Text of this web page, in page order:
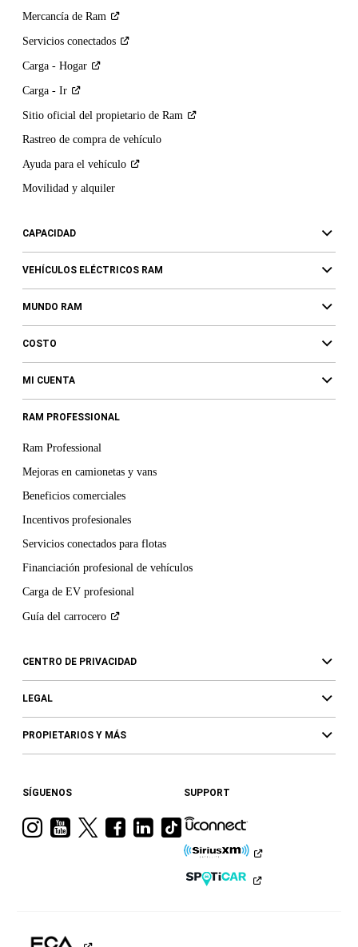
Mercancía de Ram
Servicios conectados
Carga - Hogar
Carga - Ir
Sitio oficial del propietario de Ram
Rastreo de compra de vehículo
Ayuda para el vehículo
Movilidad y alquiler
CAPACIDAD
VEHÍCULOS ELÉCTRICOS RAM
MUNDO RAM
COSTO
MI CUENTA
RAM PROFESSIONAL
Ram Professional
Mejoras en camionetas y vans
Beneficios comerciales
Incentivos profesionales
Servicios conectados para flotas
Financiación profesional de vehículos
Carga de EV profesional
Guía del carrocero
CENTRO DE PRIVACIDAD
LEGAL
PROPIETARIOS Y MÁS
SÍGUENOS
VisitaVisitaVisitaVisitaVisita
Ram
Visita
a
Ram
en
SUPPORT